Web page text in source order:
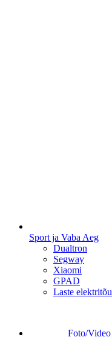
Sport ja Vaba Aeg
Dualtron
Segway
Xiaomi
GPAD
Laste
Foto/Video